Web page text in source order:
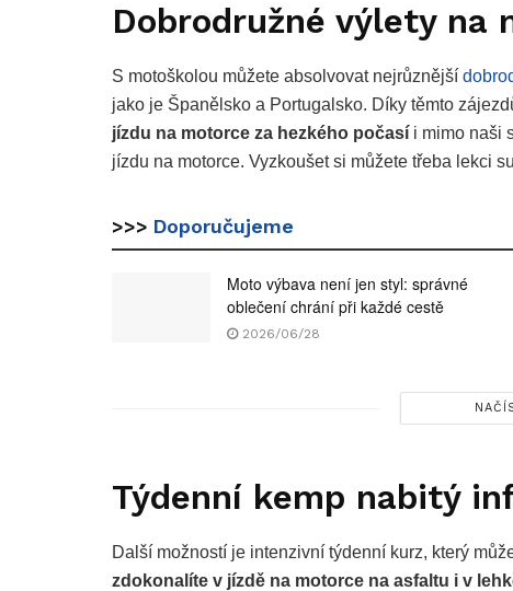
Dobrodružné výlety na
S motoškolou můžete absolvovat nejrůznější
jako je Španělsko a Portugalsko. Díky těmto
jízdu na motorce za hezkého počasí i mimo naši
jízdu na motorce. Vyzkoušet si můžete třeba lekci
>>> Doporučujeme
Moto výbava není jen styl: správné
oblečení chrání při každé cestě
2026/06/28
Týdenní kemp nabitý
Další možností je intenzivní týdenní kurz, který
zdokonalíte v jízdě na motorce na asfaltu i v